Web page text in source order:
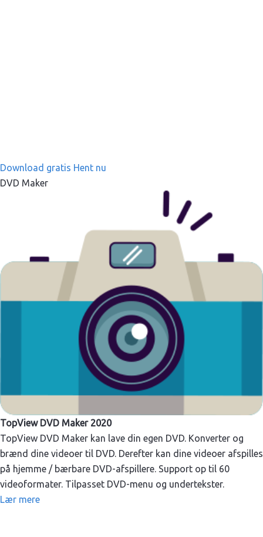
Download gratis Hent nu
DVD Maker
TopView DVD Maker 2020
TopView DVD Maker kan lave din egen DVD. Konverter og
brænd dine videoer til DVD. Derefter kan dine videoer afspilles
på hjemme / bærbare DVD-afspillere. Support op til 60
videoformater. Tilpasset DVD-menu og undertekster.
Lær mere